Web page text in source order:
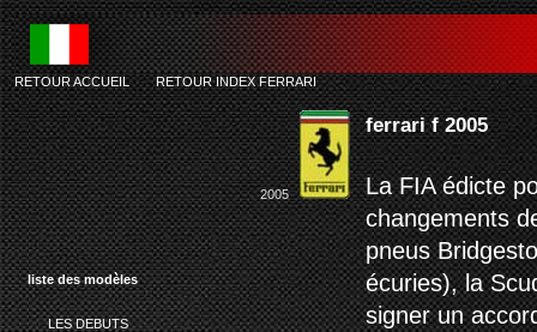
liste des modèles
LES DEBUTS
ferrari f 2005
RETOUR ACCUEIL-RETOUR INDEX FERRARI
2005
La FIA édicte
changements
pneus
écuries), la
signer un